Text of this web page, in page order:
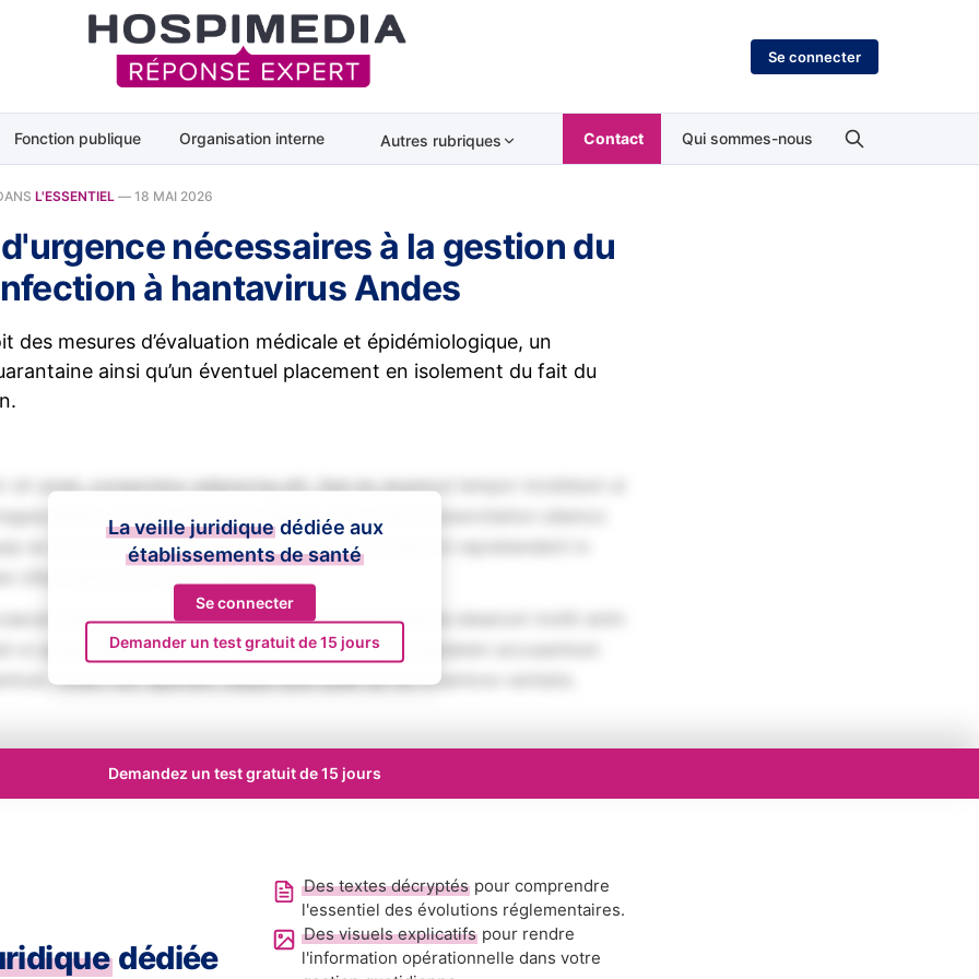
Se connecter
Fonction publique Organisation interne Autres rubriques Contact Qui sommes-nous
L'ESSENTIEL — 18 MAI 2026
nécessaires à la gestion du
à hantavirus Andes
des mesures d’évaluation médicale et épidémiologique, un
ainsi qu’un éventuel placement en isolement du fait du
sit amet, consectetur adipiscing elit. Sed do eiusmod tempor incididunt ut
aliqua. Ut enim ad minim veniam, quis nostrud exercitation ullamco
ex ea commodo consequat. Duis aute irure dolor in reprehenderit in
cupidatat non proident, sunt in culpa qui officia deserunt mollit anim
ut perspiciatis unde omnis iste natus error sit voluptatem accusantium
totam rem aperiam, eaque ipsa quae ab illo inventore veritatis.
La veille juridique dédiée aux
établissements de santé
Se connecter
Demander un test gratuit de 15 jours
Demandez un test gratuit de 15 jours
dédiée
Des textes décryptés pour comprendre
l'essentiel des évolutions réglementaires.
Des visuels explicatifs pour rendre
l'information opérationnelle dans votre